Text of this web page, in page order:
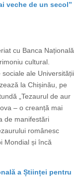
veche de un secol”
cu Banca Națională
cultural.
ale Universității
la Chișinău, pe
„Tezaurul de aur
– o creanță mai
de manifestări
românesc
Mondial și încă
a Științei pentru